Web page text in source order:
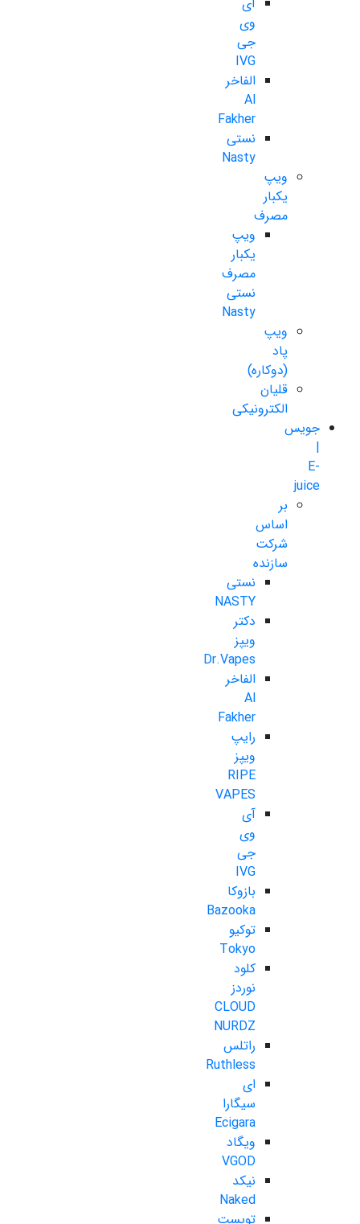
وی
جی
IVG
الفاخر
Al
Fakher
نستی
Nasty
ویپ
یکبار
مصرف
ویپ
یکبار
مصرف
نستی
Nasty
ویپ
پاد
(دوکاره)
قلیان
الکترونیکی
جویس
|
E-
juice
بر
اساس
شرکت
سازنده
نستی
NASTY
دکتر
ویپز
Dr.Vapes
الفاخر
Al
Fakher
رایپ
ویپز
RIPE
VAPES
آی
وی
جی
IVG
بازوکا
Bazooka
توکیو
Tokyo
کلود
نوردز
CLOUD
NURDZ
راتلس
Ruthless
ای
سیگارا
Ecigara
ویگاد
VGOD
نیکد
Naked
تویست